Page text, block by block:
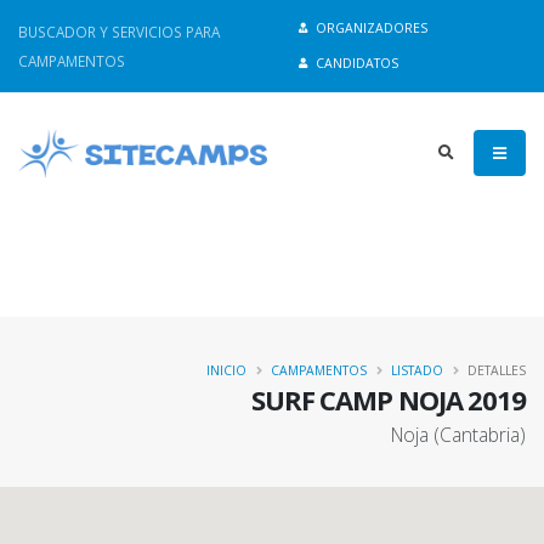
Esta web utiliza cookies propias y de terceros para analizar su
navegación y ofrecerle un servicio más personalizado acorde a sus
BUSCADOR Y SERVICIOS PARA
CAMPAMENTOS
ORGANIZADORES
CANDIDATOS
SURF CAMP NOJA 2019
Noja (Cantabria)
INICIO CAMPAMENTOS LISTADO DETALLES